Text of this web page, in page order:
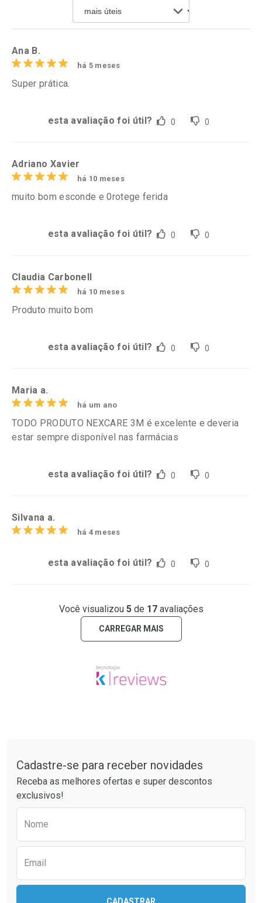
Comprar sem Desconto
Por R$ 39,99/cada
Comprar sem Desconto
Por R$ 28,79/cada
Ana B.
há 5 meses
Super prática.
esta avaliação foi útil? 0 0
Adriano Xavier
há 10 meses
muito bom esconde e 0rotege ferida
esta avaliação foi útil? 0 0
Claudia Carbonell
há 10 meses
Produto muito bom
esta avaliação foi útil? 0 0
Maria a.
há um ano
TODO PRODUTO NEXCARE 3M é excelente e deveria
estar sempre disponível nas farmácias
esta avaliação foi útil? 0 0
Silvana a.
há 4 meses
esta avaliação foi útil? 0 0
Você visualizou 5de 17avaliações
CARREGAR MAIS
Cadastre-se para receber novidades
Receba as melhores ofertas e super descontos
exclusivos!
Nome
Email